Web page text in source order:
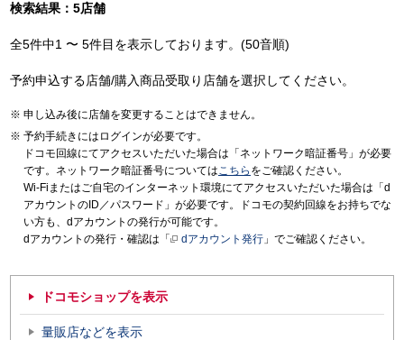
検索結果：5店舗
全5件中1 〜 5件目を表示しております。(50音順)
予約申込する店舗/購入商品受取り店舗を選択してください。
申し込み後に店舗を変更することはできません。
予約手続きにはログインが必要です。
ドコモ回線にてアクセスいただいた場合は「ネットワーク暗証番号」が必要
です。ネットワーク暗証番号についてはこちら をご確認ください。
Wi-Fiまたはご自宅のインターネット環境にてアクセスいただいた場合は「d
アカウントのID／パスワード」が必要です。ドコモの契約回線をお持ちでな
い方も、dアカウントの発行が可能です。
dアカウントの発行・確認は「
dアカウント発行 」でご確認ください。
ドコモショップを表示
量販店などを表示